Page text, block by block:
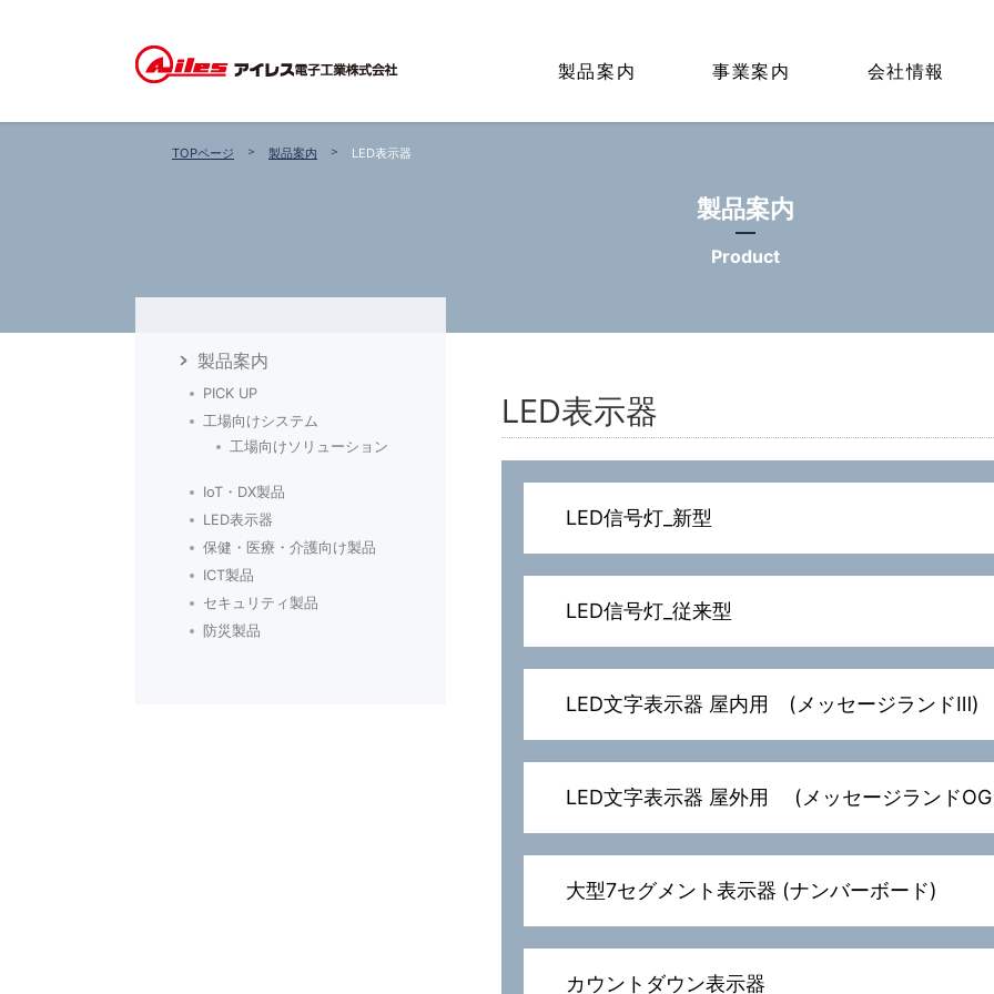
製品案内 事業案内 会社情報
TOPページ 製品案内 LED表示器
製品案内
Product
LED表示器
LED信号灯_新型
LED信号灯_従来型
LED文字表示器 屋内用 (メッセージランドⅢ)
LED文字表示器 屋外用 (メッセージランドOG
大型7セグメント表示器 (ナンバーボード)
カウントダウン表示器
製品案内
PICK UP
工場向けシステム
工場向けソリューション
IoT・DX製品
LED表示器
保健・医療・介護向け製品
ICT製品
セキュリティ製品
防災製品